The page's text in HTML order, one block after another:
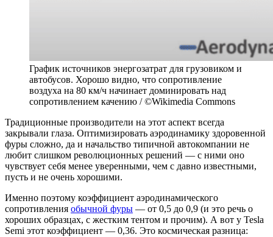
График источников энергозатрат для грузовиком и
автобусов. Хорошо видно, что сопротивление
воздуха на 80 км/ч начинает доминировать над
сопротивлением качению / ©Wikimedia Commons
Традиционные производители на этот аспект всегда
закрывали глаза. Оптимизировать аэродинамику здоровенной
фуры сложно, да и начальство типичной автокомпании не
любит слишком революционных решений — с ними оно
чувствует себя менее уверенными, чем с давно известными,
пусть и не очень хорошими.
Именно поэтому коэффициент аэродинамического
сопротивления обычной фуры — от 0,5 до 0,9 (и это речь о
хороших образцах, с жестким тентом и прочим). А вот у Tesla
Semi этот коэффициент — 0,36. Это космическая разница: